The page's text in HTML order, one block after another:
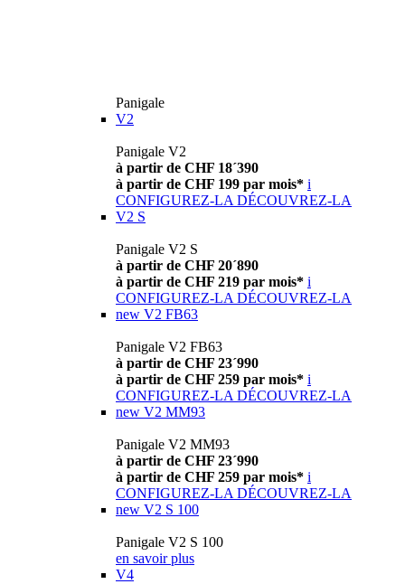
Panigale
V2
Panigale V2
à partir de CHF 18´390
à partir de CHF 199 par mois* i
CONFIGUREZ-LA DÉCOUVREZ-LA
V2 S
Panigale V2 S
à partir de CHF 20´890
à partir de CHF 219 par mois* i
CONFIGUREZ-LA DÉCOUVREZ-LA
new V2 FB63
Panigale V2 FB63
à partir de CHF 23´990
à partir de CHF 259 par mois* i
CONFIGUREZ-LA DÉCOUVREZ-LA
new V2 MM93
Panigale V2 MM93
à partir de CHF 23´990
à partir de CHF 259 par mois* i
CONFIGUREZ-LA DÉCOUVREZ-LA
new V2 S 100
Panigale V2 S 100
en savoir plus
V4